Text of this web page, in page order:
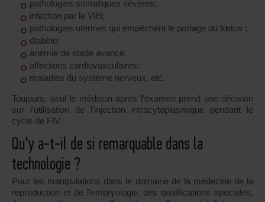
pathologies somatiques sévères;
infection par le VIH;
pathologies utérines qui empêchent le portage du fœtus ;
diabète;
anémie de stade avancé;
affections cardiovasculaires;
maladies du système nerveux, etc.
Toujours, seul le médecin après l'examen prend une décision
sur l'utilisation de l'injection intracytoplasmique pendant le
cycle de FIV.
Qu'y a-t-il de si remarquable dans la
technologie ?
Pour les manipulations dans le domaine de la médecine de la
reproduction et de l'embryologie, des qualifications spéciales,